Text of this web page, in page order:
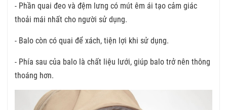
- Phần quai đeo và đệm lưng có mút êm ái tạo cảm giác
thoải mái nhất cho người sử dụng.
- Balo còn có quai để xách, tiện lợi khi sử dụng.
- Phía sau của balo là chất liệu lưới, giúp balo trở nên thông
thoáng hơn.